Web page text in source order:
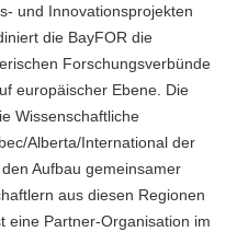
und Innovationsprojekten
die BayFOR die
Forschungsverbünde
europäischer Ebene. Die
Wissenschaftliche
Alberta/International der
Aufbau gemeinsamer
aus diesen Regionen
eine Partner-Organisation im